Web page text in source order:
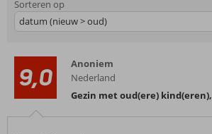
Sorteren op
datum (nieuw > oud)
9,0
Anoniem
Nederland
Gezin met oud(ere) kind(eren),